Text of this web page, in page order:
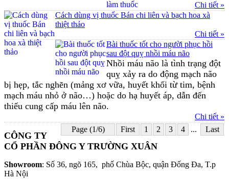
Chi tiết »
Cách dùng vị thuốc Bán chi liên và bạch hoa xà
thiệt thảo
Chi tiết »
Bài thuốc tốt cho người phục hồi
sau đột quỵ nhồi máu não
Nhồi máu não là tình trạng đột
quỵ xảy ra do động mạch não
bị hẹp, tắc nghẽn (mảng xơ vữa, huyết khối từ tim, bệnh
mạch máu nhỏ ở não…) hoặc do hạ huyết áp, dẫn đến
thiếu cung cấp máu lên não.
Chi tiết »
Page (1/6)
First 1 2 3 4 ... Last
CÔNG TY
CỔ PHẦN ĐÔNG Y TRƯỜNG XUÂN
Showroom: Số 36, ngõ 165, phố Chùa Bộc, quận Đống Đa, T.p
Hà Nội